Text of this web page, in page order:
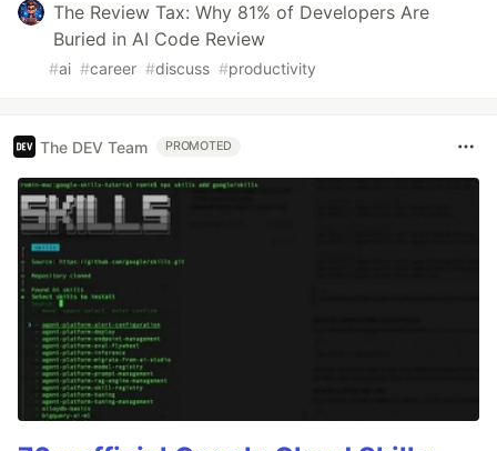
The Review Tax: Why 81% of Developers Are
Buried in AI Code Review
#ai #career #discuss #productivity
The DEV Team PROMOTED